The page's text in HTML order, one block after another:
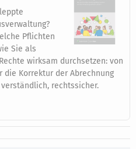
Pflichten
Sie als
wirksam durchsetzen: von
die Korrektur der Abrechnung
rechtssicher.